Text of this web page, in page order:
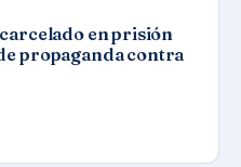
en prisión
propaganda contra